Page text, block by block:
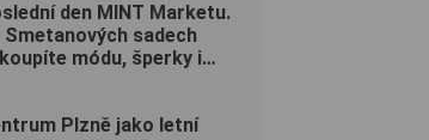
den MINT Marketu.
Smetanových sadech
módu, šperky i
Plzně jako letní